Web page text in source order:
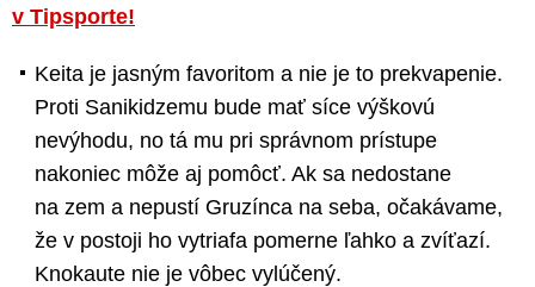
v Tipsporte!
Keita je jasným favoritom a nie je to prekvapenie.
Proti Sanikidzemu bude mať síce výškovú
nevýhodu, no tá mu pri správnom prístupe
nakoniec môže aj pomôcť. Ak sa nedostane
na zem a nepustí Gruzínca na seba, očakávame,
že v postoji ho vytriafa pomerne ľahko a zvíťazí.
Knokaute nie je vôbec vylúčený.